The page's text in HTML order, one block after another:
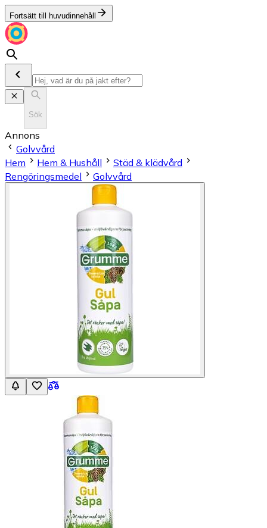
Fortsätt till huvudinnehåll
Sök
Annons
Golvvård
Hem
Hem & Hushåll
Städ & klädvård
Rengöringsmedel
Golvvård